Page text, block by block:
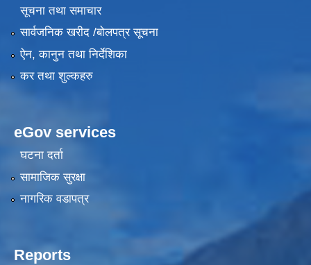
सूचना तथा समाचार
सार्वजनिक खरीद /बोलपत्र सूचना
ऐन, कानुन तथा निर्देशिका
कर तथा शुल्कहरु
eGov services
घटना दर्ता
सामाजिक सुरक्षा
नागरिक वडापत्र
Reports